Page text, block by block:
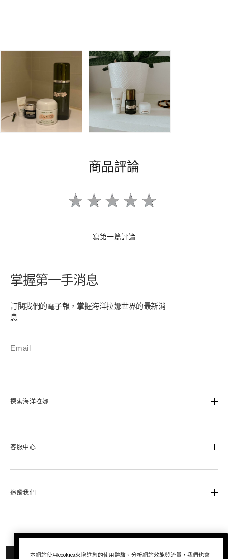
商品評論
寫第一篇評論
掌握第一手消息
訂閱我們的電子報，掌握海洋拉娜世界的最新消
息
探索海洋拉娜
海洋拉娜極致工藝
美麗加冕會員計畫
客服中心
聯絡我們
查詢訂單
尋找專櫃
追蹤我們
Facebook
© La Mer Technology, Inc.
本網站使用cookies來增進您的使用體驗、分析網站效能與流量，我們也會